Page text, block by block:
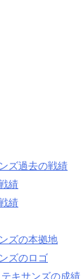
ズ過去の戦績
績
績
ズの本拠地
ズのロゴ
キサンズの成績